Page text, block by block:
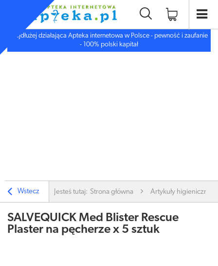
Najdłużej działająca Apteka internetowa w Polsce - pewność i zaufanie
- 100% polski kapitał
Wstecz Jesteś tutaj: Strona główna Artykuły higieniczne
SALVEQUICK Med Blister Rescue
Plaster na pęcherze x 5 sztuk